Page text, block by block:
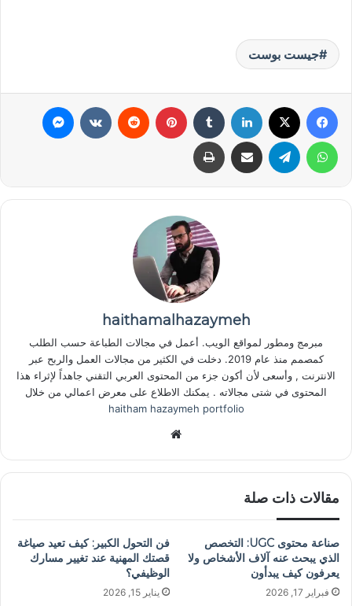
جيست بوست
haithamalhazaymeh
مبرمج ومطور لمواقع الويب. أعمل في مجالات الطباعة حسب الطلب
كمصمم منذ عام 2019. دخلت في الكثير من مجالات العمل والربح عبر
الانترنت , وأسعى لأن أكون جزء من المحتوى العربي التقني جاهداً لإثراء هذا
المحتوى في شتى مجالاته . يمكنك الاطلاع على معرض اعمالي من خلال
haitham hazaymeh portfolio
الوي
مقالات ذات صلة
صناعة محتوى UGC: التخصص
الذي يبحث عنه آلاف الأشخاص ولا
يعرفون كيف يبدأون
فبراير 17, 2026
فن التحول الكبير: كيف تعيد صياغة
قصتك المهنية عند تغيير مسارك
الوظيفي؟
يناير 15, 2026